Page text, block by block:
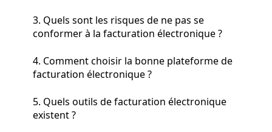
3. Quels sont les risques de ne pas se
conformer à la facturation électronique ?
4. Comment choisir la bonne plateforme de
facturation électronique ?
5. Quels outils de facturation électronique
existent ?